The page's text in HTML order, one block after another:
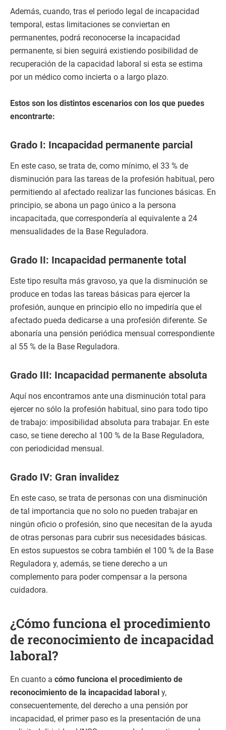
Además, cuando, tras el periodo legal de incapacidad
temporal, estas limitaciones se conviertan en
permanentes, podrá reconocerse la incapacidad
permanente, si bien seguirá existiendo posibilidad de
recuperación de la capacidad laboral si esta se estima
por un médico como incierta o a largo plazo.
Estos son los distintos escenarios con los que puedes
encontrarte:
Grado I: Incapacidad permanente parcial
En este caso, se trata de, como mínimo, el 33 % de
disminución para las tareas de la profesión habitual, pero
permitiendo al afectado realizar las funciones básicas. En
principio, se abona un pago único a la persona
incapacitada, que correspondería al equivalente a 24
mensualidades de la Base Reguladora.
Grado II: Incapacidad permanente total
Este tipo resulta más gravoso, ya que la disminución se
produce en todas las tareas básicas para ejercer la
profesión, aunque en principio ello no impediría que el
afectado pueda dedicarse a una profesión diferente. Se
abonaría una pensión periódica mensual correspondiente
al 55 % de la Base Reguladora.
Grado III: Incapacidad permanente absoluta
Aquí nos encontramos ante una disminución total para
ejercer no sólo la profesión habitual, sino para todo tipo
de trabajo: imposibilidad absoluta para trabajar. En este
caso, se tiene derecho al 100 % de la Base Reguladora,
con periodicidad mensual.
Grado IV: Gran invalidez
En este caso, se trata de personas con una disminución
de tal importancia que no solo no pueden trabajar en
ningún oficio o profesión, sino que necesitan de la ayuda
de otras personas para cubrir sus necesidades básicas.
En estos supuestos se cobra también el 100 % de la Base
Reguladora y, además, se tiene derecho a un
complemento para poder compensar a la persona
cuidadora.
¿Cómo funciona el procedimiento
de reconocimiento de incapacidad
laboral?
En cuanto a cómo funciona el procedimiento de
reconocimiento de la incapacidad laboral y,
consecuentemente, del derecho a una pensión por
incapacidad, el primer paso es la presentación de una